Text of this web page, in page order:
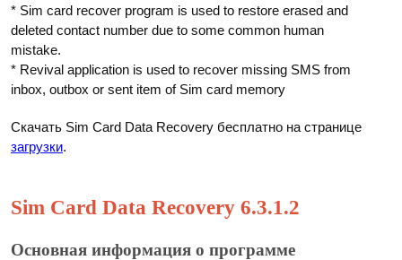
* Sim card recover program is used to restore erased and
deleted contact number due to some common human
mistake.
* Revival application is used to recover missing SMS from
inbox, outbox or sent item of Sim card memory
Скачать Sim Card Data Recovery бесплатно на странице
загрузки.
Sim Card Data Recovery 6.3.1.2
Основная информация о программе